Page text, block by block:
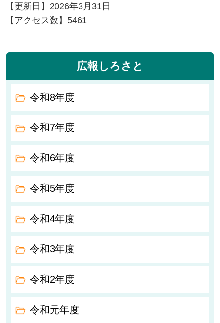
【更新日】 2026年3月31日
【アクセス数】 5461
広報しろさと
令和8年度
令和7年度
令和6年度
令和5年度
令和4年度
令和3年度
令和2年度
令和元年度